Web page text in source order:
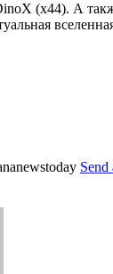
(x44). А
Send